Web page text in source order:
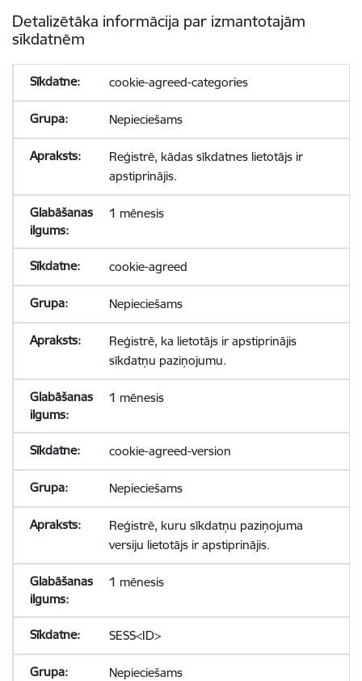
Detalizētāka informācija par izmantotajām
sīkdatnēm
cookie-agreed-categories
Nepieciešams
Reģistrē, kādas sīkdatnes lietotājs ir
apstiprinājis.
1 mēnesis
cookie-agreed
Nepieciešams
Reģistrē, ka lietotājs ir apstiprinājis
sīkdatņu paziņojumu.
1 mēnesis
cookie-agreed-version
Nepieciešams
Reģistrē, kuru sīkdatņu paziņojuma
versiju lietotājs ir apstiprinājis.
1 mēnesis
SESS<ID>
Nepieciešams